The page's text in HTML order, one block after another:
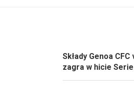
Składy Genoa
zagra w hicie Serie